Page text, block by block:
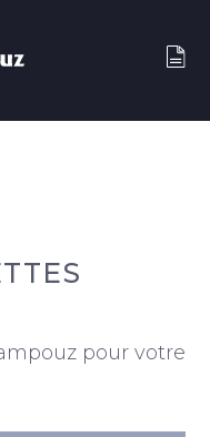
pour votre